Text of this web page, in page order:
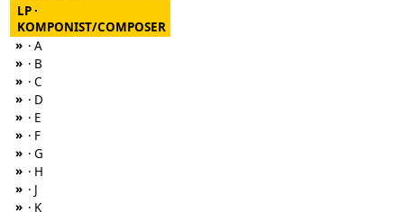
LP ·
KOMPONIST/COMPOSER
» · A
» · B
» · C
» · D
» · E
» · F
» · G
» · H
» · J
» · K